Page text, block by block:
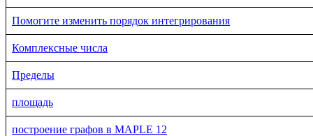
Помогите изменить порядок интегрирования
Комплексные числа
Пределы
площадь
построение графов в МАРLE 12